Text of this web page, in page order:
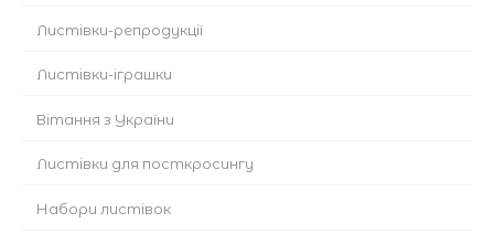
Листівки-репродукції
Листівки-іграшки
Вітання з України
Листівки для посткросингу
Набори листівок